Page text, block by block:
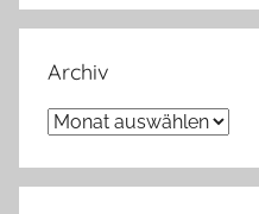
Archiv
Archiv